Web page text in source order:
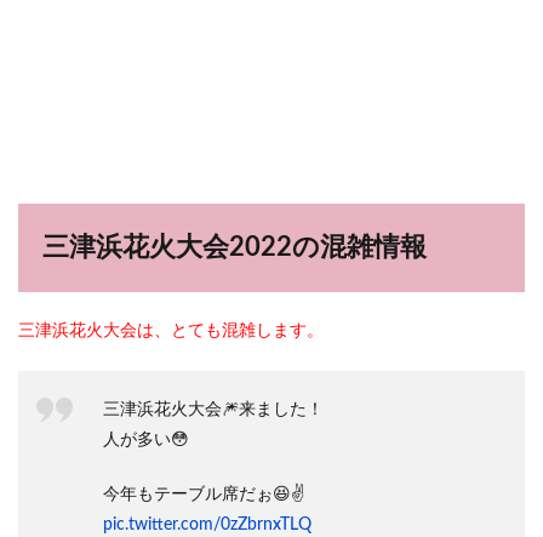
三津浜花火大会2022の混雑情報
三津浜花火大会は、とても混雑します。
三津浜花火大会🎆来ました！
人が多い😳
今年もテーブル席だぉ😆✌️
pic.twitter.com/0zZbrnxTLQ